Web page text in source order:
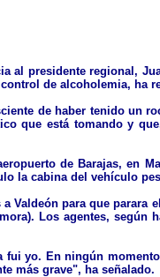
al presidente regional,
de alcoholemia, ha
de haber tenido un
que está tomando y
de Barajas, en
la cabina del vehículo
Valdeón para que parara
Los agentes, según
yo. En ningún
más grave", ha señalado.